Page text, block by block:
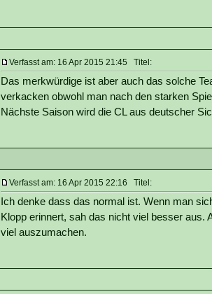
Verfasst am: 16 Apr 2015 21:45 Titel:
Das merkwürdige ist aber auch das solche
verkacken obwohl man nach den starken
Nächste Saison wird die CL aus deutscher
Verfasst am: 16 Apr 2015 22:16 Titel:
Ich denke dass das normal ist. Wenn man
Klopp erinnert, sah das nicht viel besser aus.
viel auszumachen.